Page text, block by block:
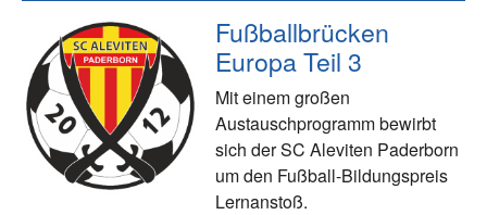
Fußballbrücken
Europa Teil 3
Mit einem großen
Austauschprogramm bewirbt
sich der SC Aleviten Paderborn
um den Fußball-Bildungspreis
Lernanstoß.